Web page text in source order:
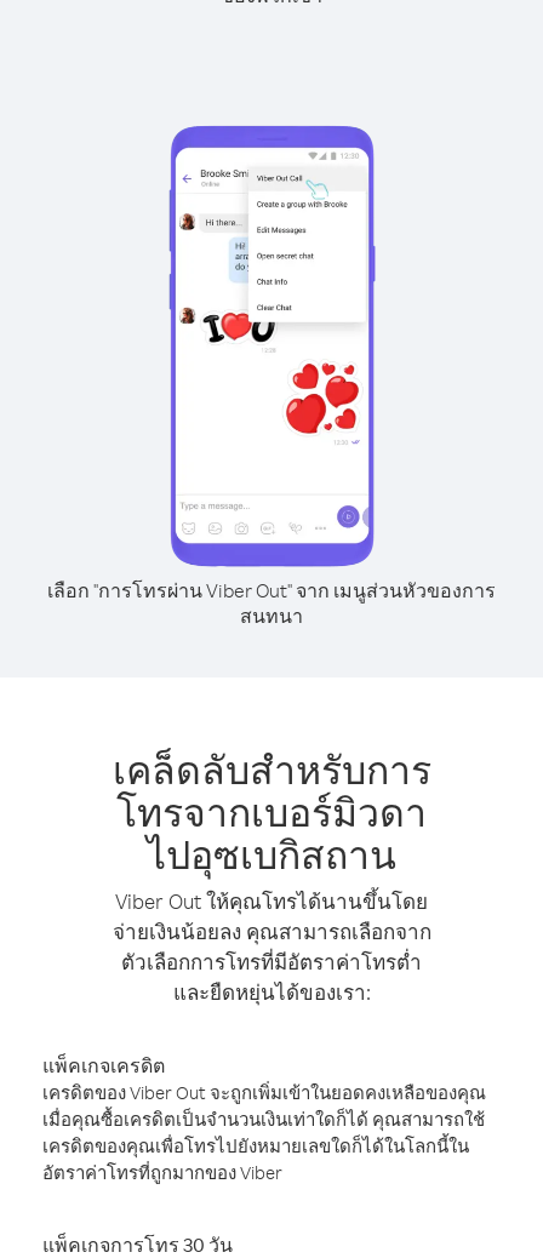
เลือก "การโทรผ่าน Viber Out" จาก เมนูส่วนหัวของการ
สนทนา
เคล็ดลับสำหรับการ
โทรจากเบอร์มิวดา
ไปอุซเบกิสถาน
Viber Out ให้คุณโทรได้นานขึ้นโดย
จ่ายเงินน้อยลง คุณสามารถเลือกจาก
ตัวเลือกการโทรที่มีอัตราค่าโทรต่ำ
และยืดหยุ่นได้ของเรา:
แพ็คเกจเครดิต
เครดิตของ Viber Out จะถูกเพิ่มเข้าในยอดคงเหลือของคุณ
เมื่อคุณซื้อเครดิตเป็นจำนวนเงินเท่าใดก็ได้ คุณสามารถใช้
เครดิตของคุณเพื่อโทรไปยังหมายเลขใดก็ได้ในโลกนี้ใน
อัตราค่าโทรที่ถูกมากของ Viber
แพ็คเกจการโทร 30 วัน